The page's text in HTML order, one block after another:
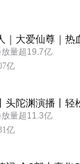
量超19.7亿
亿
量超11.3亿
亿